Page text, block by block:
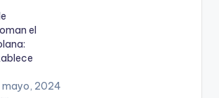
el
mayo, 2024